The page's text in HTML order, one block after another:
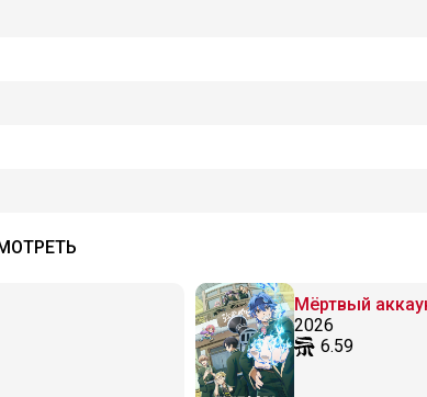
Мёртвый
2026
6.59